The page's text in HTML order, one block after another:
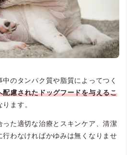
のタンパク質や脂質によってつく
配慮されたドッグフードを与えるこ
ります。
った適切な治療とスキンケア、清潔
行わなければかゆみは無くなりませ